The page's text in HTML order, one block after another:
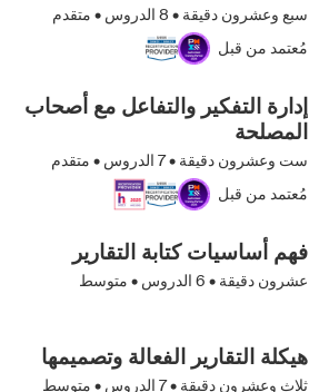
سبع وعشرون دقيقة • 8 الدروس • متقدم
مُعتمد من قبل
إدارة التفكير والتفاعل مع أصحاب
المصلحة
ست وعشرون دقيقة •7 الدروس • متقدم
مُعتمد من قبل
فهم أساسيات كتابة التقارير
عشرون دقيقة • 6 الدروس • متوسط
هيكلة التقارير الفعالة وتصميمها
ثلاث وعشرون دقيقة •7 الدروس • متوسط